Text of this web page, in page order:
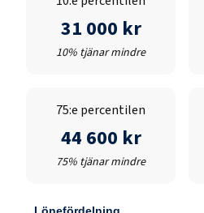
31 000 kr
10% tjänar mindre
75:e percentilen
44 600 kr
75% tjänar mindre
Lönefördelning